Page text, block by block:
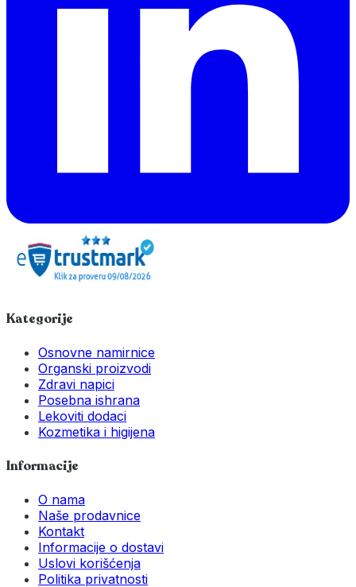
Kategorije
Osnovne namirnice
Organski proizvodi
Zdravi napici
Posebna ishrana
Lekoviti dodaci
Kozmetika i higijena
Informacije
O nama
Naše prodavnice
Kontakt
Informacije o dostavi
Uslovi korišćenja
Politika privatnosti